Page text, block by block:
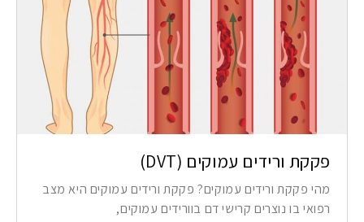
פקקת ורידים עמוקים (DVT)
מהי פקקת ורידים עמוקים? פקקת ורידים עמוקים היא מצב
רפואי בו נוצרים קרישי דם בוורידים עמוקים,